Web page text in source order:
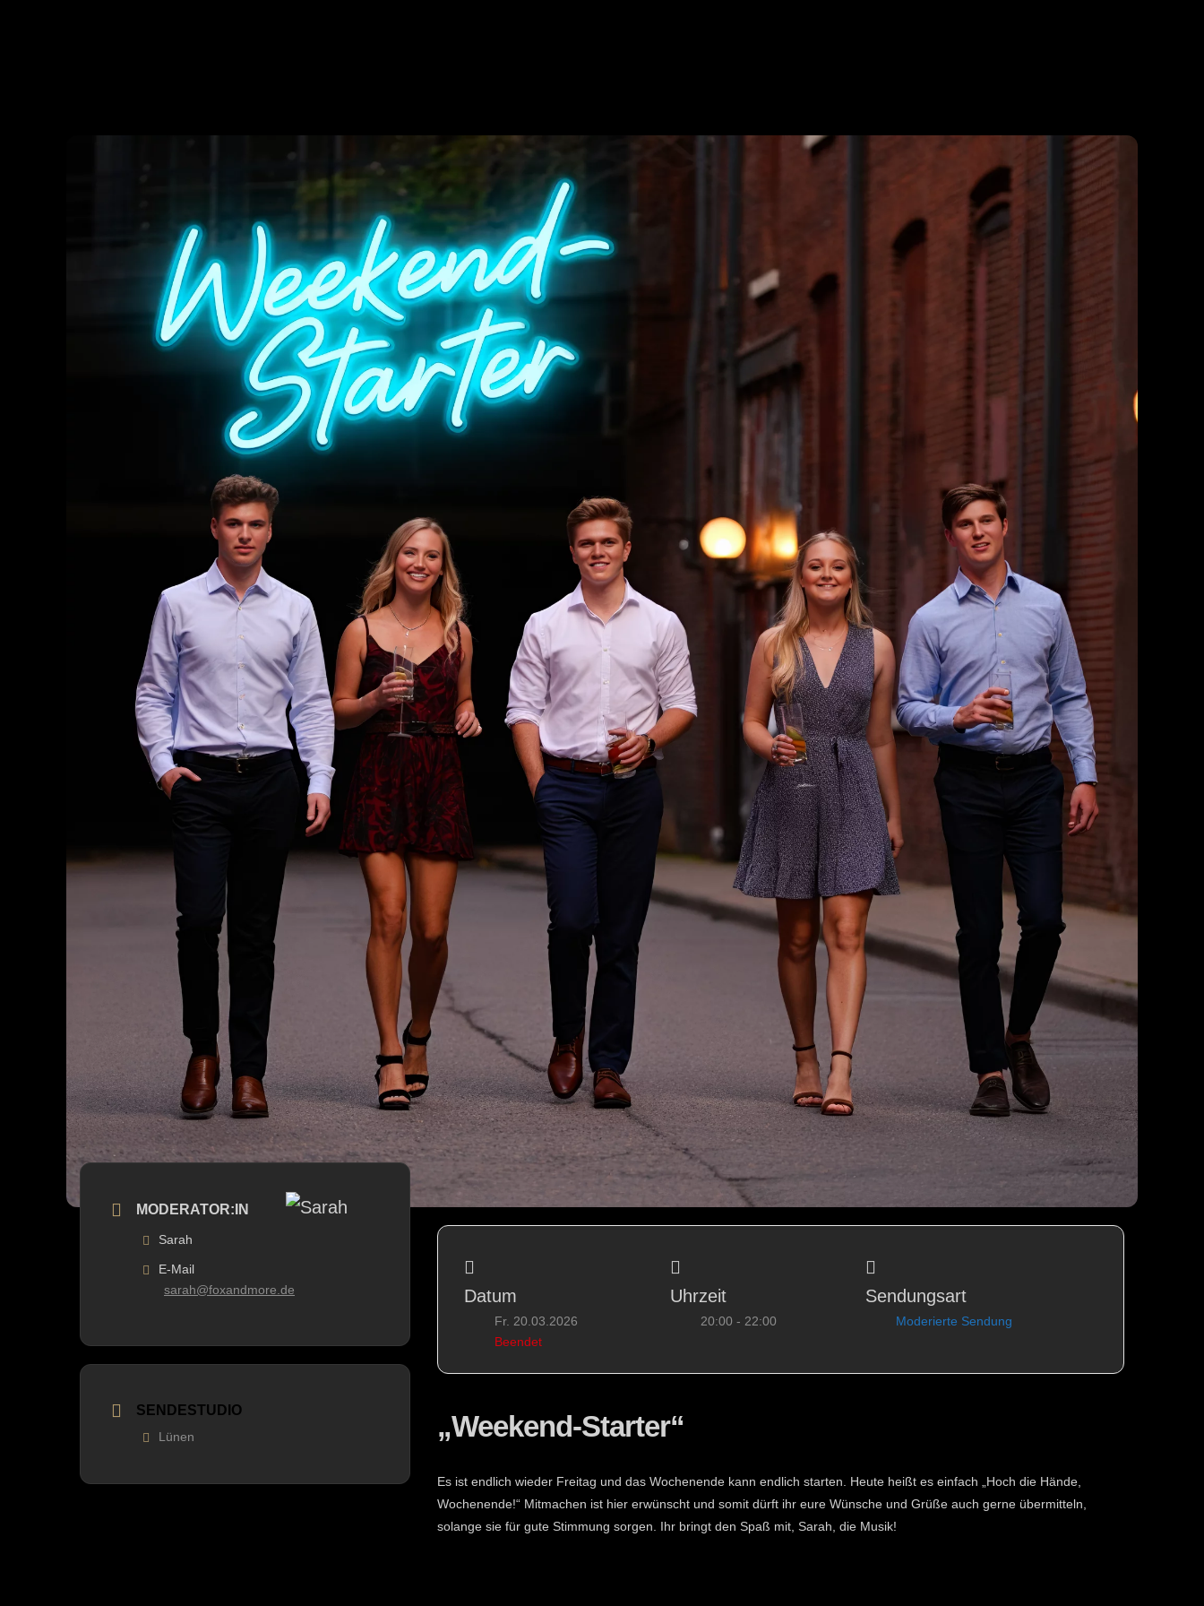
MODERATOR:IN
Sarah
E-Mail
sarah@foxandmore.de
SENDESTUDIO
Lünen
Datum
Fr. 20.03.2026
Beendet
Uhrzeit
20:00 - 22:00
Sendungsart
Moderierte Sendung
„Weekend-Starter“
Es ist endlich wieder Freitag und das Wochenende kann endlich starten. Heute heißt es einfach „Hoch die Hände,
Wochenende!“ Mitmachen ist hier erwünscht und somit dürft ihr eure Wünsche und Grüße auch gerne übermitteln,
solange sie für gute Stimmung sorgen. Ihr bringt den Spaß mit, Sarah, die Musik!